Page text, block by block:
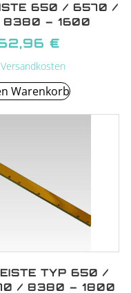
650 / 6570 /
– 1600
€
Versandkosten
Warenkorb
TYP 650 /
/ 8380 – 1800